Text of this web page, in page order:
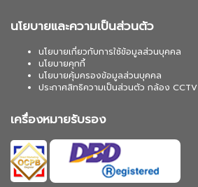
นโยบายและความเป็นส่วนตัว
นโยบายเกี่ยวกับการใช้ข้อมูลส่วนบุคคล
นโยบายคุกกี้
นโยบายคุ้มครองข้อมูลส่วนบุคคล
ประกาศสิทธิความเป็นส่วนตัว กล้อง CCTV
เครื่องหมายรับรอง